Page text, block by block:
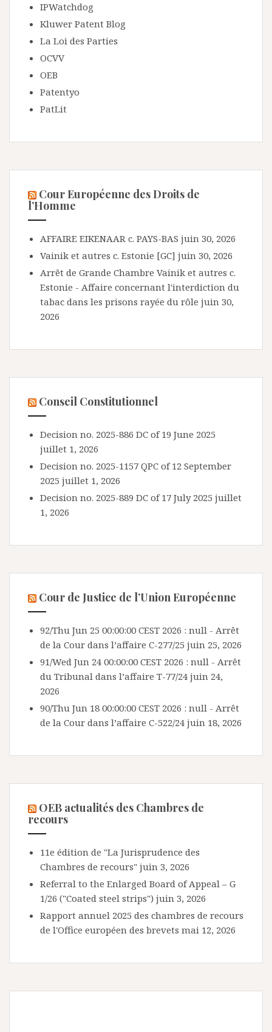
IPWatchdog
Kluwer Patent Blog
La Loi des Parties
OCVV
OEB
Patentyo
PatLit
Cour Européenne des Droits de
l’Homme
AFFAIRE EIKENAAR c. PAYS-BAS juin 30, 2026
Vainik et autres c. Estonie [GC] juin 30, 2026
Arrêt de Grande Chambre Vainik et autres c.
Estonie - Affaire concernant l'interdiction du
tabac dans les prisons rayée du rôle juin 30,
2026
Conseil Constitutionnel
Decision no. 2025-886 DC of 19 June 2025
juillet 1, 2026
Decision no. 2025-1157 QPC of 12 September
2025 juillet 1, 2026
Decision no. 2025-889 DC of 17 July 2025 juillet
1, 2026
Cour de Justice de l’Union Européenne
92/Thu Jun 25 00:00:00 CEST 2026 : null - Arrêt
de la Cour dans l’affaire C-277/25 juin 25, 2026
91/Wed Jun 24 00:00:00 CEST 2026 : null - Arrêt
du Tribunal dans l’affaire T-77/24 juin 24,
2026
90/Thu Jun 18 00:00:00 CEST 2026 : null - Arrêt
de la Cour dans l’affaire C-522/24 juin 18, 2026
OEB actualités des Chambres de
recours
11e édition de "La Jurisprudence des
Chambres de recours" juin 3, 2026
Referral to the Enlarged Board of Appeal – G
1/26 ("Coated steel strips") juin 3, 2026
Rapport annuel 2025 des chambres de recours
de l'Office européen des brevets mai 12, 2026